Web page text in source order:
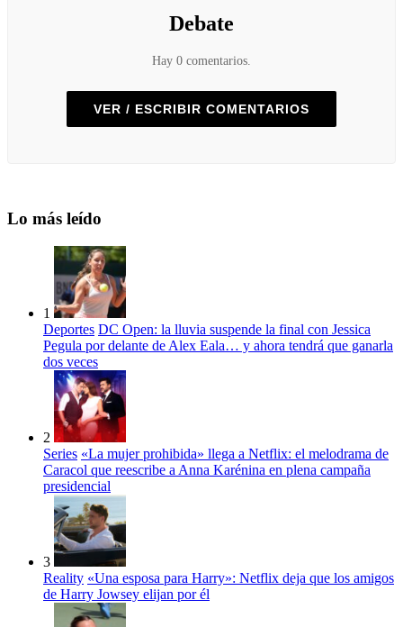
Debate
Hay 0 comentarios.
VER / ESCRIBIR COMENTARIOS
Lo más leído
1
Deportes DC Open: la lluvia suspende la final con Jessica
Pegula por delante de Alex Eala… y ahora tendrá que ganarla
dos veces
2
Series «La mujer prohibida» llega a Netflix: el melodrama de
Caracol que reescribe a Anna Karénina en plena campaña
presidencial
3
Reality «Una esposa para Harry»: Netflix deja que los amigos
de Harry Jowsey elijan por él